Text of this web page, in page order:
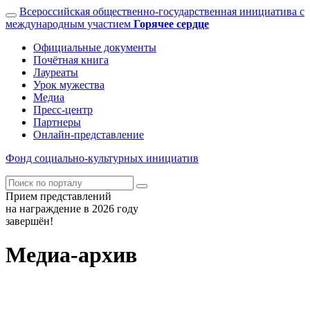
Всероссийская общественно-государственная инициатива с
международным участием Горячее сердце
Официальные документы
Почётная книга
Лауреаты
Урок мужества
Медиа
Пресс-центр
Партнеры
Онлайн-представление
Фонд социально-культурных инициатив
Прием представлений
на награждение в 2026 году
завершён!
Медиа-архив